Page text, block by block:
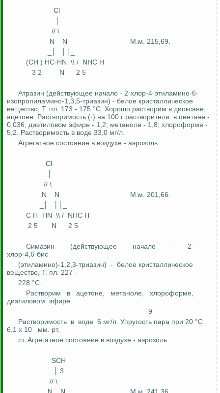
Cl
// \
N
N М.м. 215,69.
(CH ) HC-HN \\ / NHC H
3 2
N 2 5
Атразин (действующее начало - 2-хлор-4-этиламино-6-
изопропиламино-1,3,5-триазин) - белое кристаллическое
вещество, Т. пл. 173 - 175 °С. Хорошо растворим в диоксане,
ацетоне. Растворимость (г) на 100 г растворителя: в пентане -
0,036; диэтиловом эфире - 1,2; метаноле - 1,8; хлороформе -
5,2. Растворимость в воде 33,0 мг/л.
Агрегатное состояние в воздухе - аэрозоль.
Cl
// \
N
N М.м. 201,66.
C H -HN \\ / NHC H
2 5
N 2 5
Симазин (действующее начало -
2-
хлор-4,6-бис
(этиламино)-1,2,3-триазин) - белое кристаллическое
вещество, Т. пл. 227 -
228 °С.
Растворим
в ацетоне, метаноле,
хлороформе,
диэтиловом эфире.
-9
Растворимость в воде 6 мг/л. Упругость пара при 20 °С
6,1 х 10
мм. рт.
ст. Агрегатное состояние в воздухе - аэрозоль.
SCH
│ 3
// \